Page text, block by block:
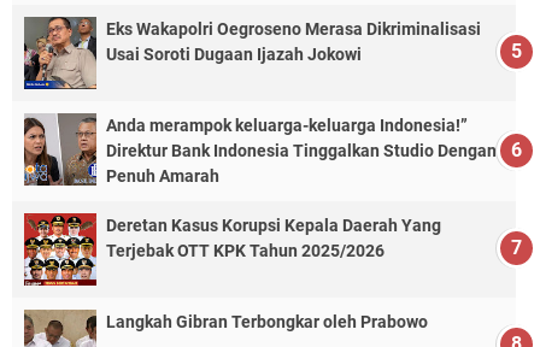
Eks Wakapolri Oegroseno Merasa Dikriminalisasi
Usai Soroti Dugaan Ijazah Jokowi
Anda merampok keluarga-keluarga Indonesia!”
Direktur Bank Indonesia Tinggalkan Studio Dengan
Penuh Amarah
Deretan Kasus Korupsi Kepala Daerah Yang
Terjebak OTT KPK Tahun 2025/2026
Langkah Gibran Terbongkar oleh Prabowo